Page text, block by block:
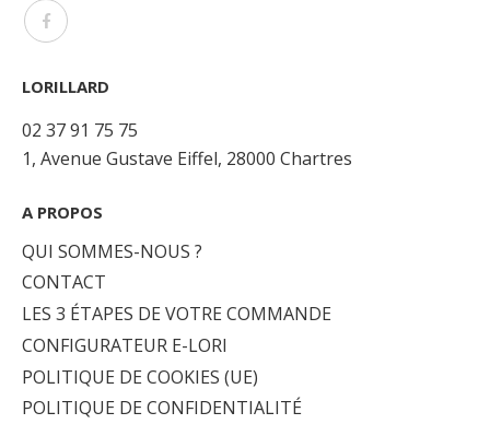
LORILLARD
02 37 91 75 75
1, Avenue Gustave Eiffel, 28000 Chartres
A PROPOS
QUI SOMMES-NOUS ?
CONTACT
LES 3 ÉTAPES DE VOTRE COMMANDE
CONFIGURATEUR E-LORI
POLITIQUE DE COOKIES (UE)
POLITIQUE DE CONFIDENTIALITÉ